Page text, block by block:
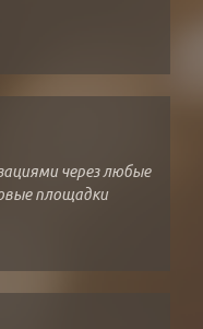
через любые
площадки